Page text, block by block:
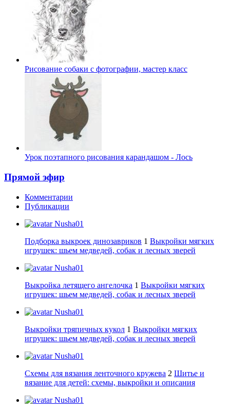
Рисование собаки с фотографии, мастер класс
Урок поэтапного рисования карандашом - Лось
Прямой эфир
Комментарии
Публикации
Nusha01
Подборка выкроек динозавриков 1 Выкройки мягких
игрушек: шьем медведей, собак и лесных зверей
Nusha01
Выкройка летящего ангелочка 1 Выкройки мягких
игрушек: шьем медведей, собак и лесных зверей
Nusha01
Выкройки тряпичных кукол 1 Выкройки мягких
игрушек: шьем медведей, собак и лесных зверей
Nusha01
Схемы для вязания ленточного кружева 2 Шитье и
вязание для детей: схемы, выкройки и описания
Nusha01